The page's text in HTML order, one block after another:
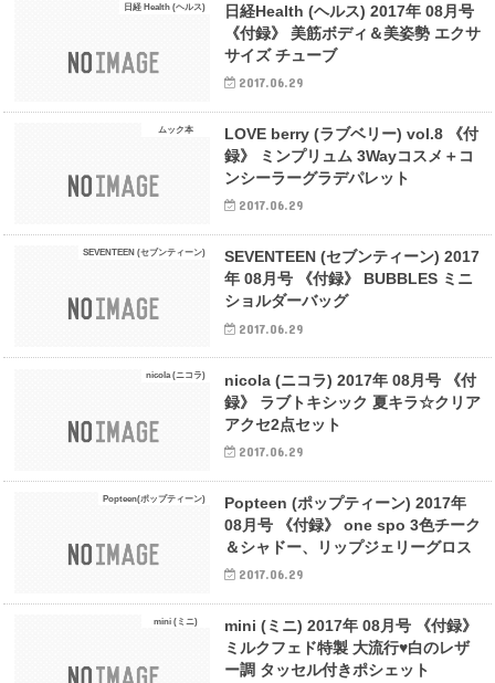
日経 Health (ヘルス)
日経Health (ヘルス) 2017年 08月号
《付録》 美筋ボディ＆美姿勢 エクサ
サイズ チューブ
2017.06.29
ムック本
LOVE berry (ラブベリー) vol.8 《付
録》 ミンプリュム 3Wayコスメ＋コ
ンシーラーグラデパレット
2017.06.29
SEVENTEEN (セブンティーン)
SEVENTEEN (セブンティーン) 2017
年 08月号 《付録》 BUBBLES ミニ
ショルダーバッグ
2017.06.29
nicola (ニコラ)
nicola (ニコラ) 2017年 08月号 《付
録》 ラブトキシック 夏キラ☆クリア
アクセ2点セット
2017.06.29
Popteen(ポップティーン)
Popteen (ポップティーン) 2017年
08月号 《付録》 one spo 3色チーク
＆シャドー、リップジェリーグロス
2017.06.29
mini (ミニ)
mini (ミニ) 2017年 08月号 《付録》
ミルクフェド特製 大流行♥白のレザ
ー調 タッセル付きポシェット